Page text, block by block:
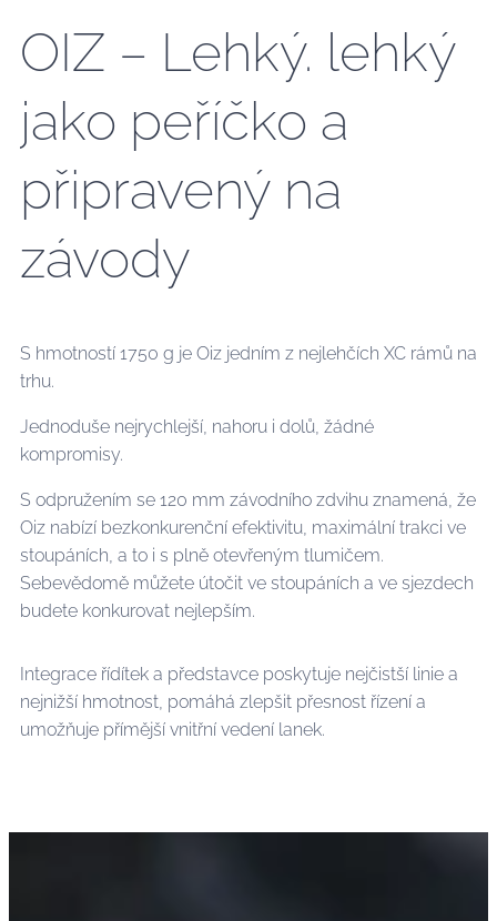
OIZ – Lehký. lehký
jako peříčko a
připravený na
závody
S hmotností 1750 g je Oiz jedním z nejlehčích XC rámů na
trhu.
Jednoduše nejrychlejší, nahoru i dolů, žádné
kompromisy.
S odpružením se 120 mm závodního zdvihu znamená, že
Oiz nabízí bezkonkurenční efektivitu, maximální trakci ve
stoupáních, a to i s plně otevřeným tlumičem.
Sebevědomě můžete útočit ve stoupáních a ve sjezdech
budete konkurovat nejlepším.
Integrace řídítek a představce poskytuje nejčistší linie a
nejnižší hmotnost, pomáhá zlepšit přesnost řízení a
umožňuje přímější vnitřní vedení lanek.